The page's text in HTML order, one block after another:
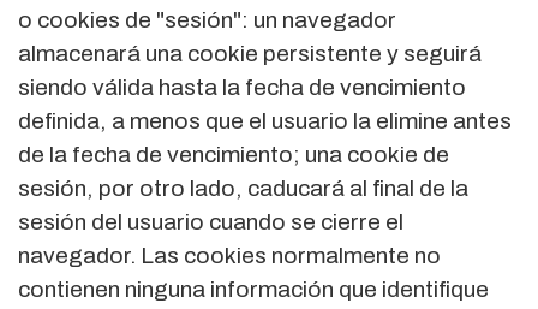
o cookies de "sesión": un navegador
almacenará una cookie persistente y seguirá
siendo válida hasta la fecha de vencimiento
definida, a menos que el usuario la elimine antes
de la fecha de vencimiento; una cookie de
sesión, por otro lado, caducará al final de la
sesión del usuario cuando se cierre el
navegador. Las cookies normalmente no
contienen ninguna información que identifique